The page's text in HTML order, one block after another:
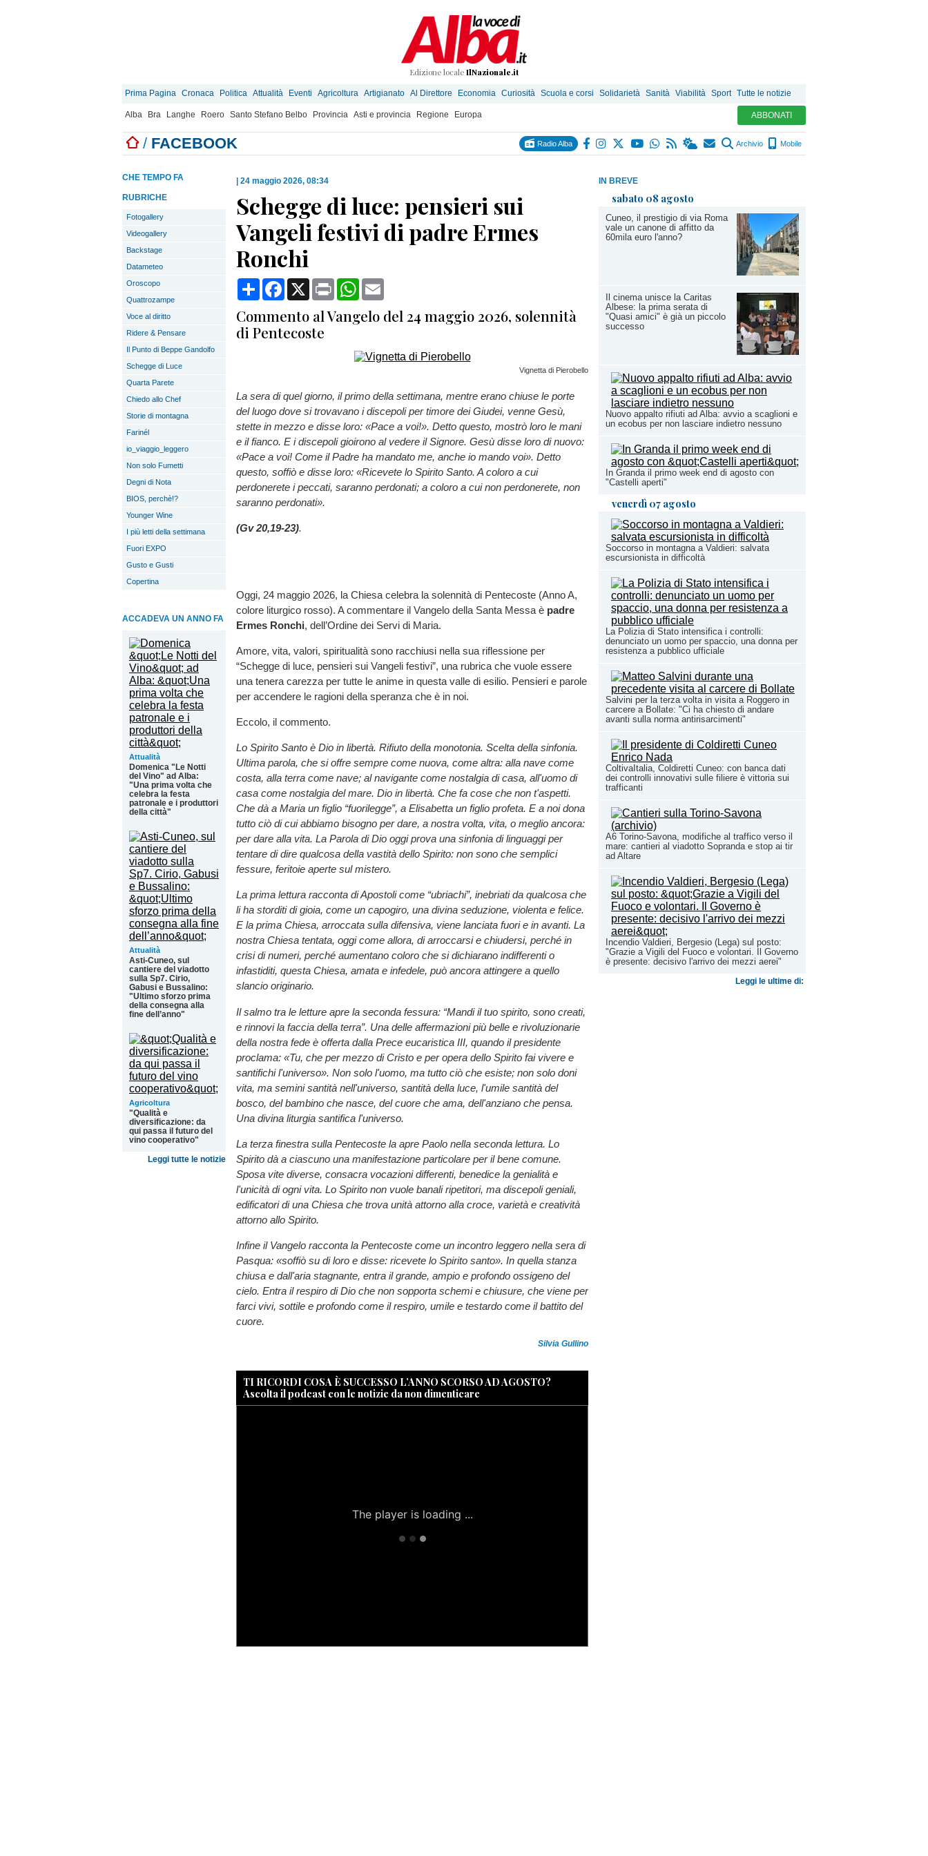
Edizione locale IlNazionale.it
Prima Pagina Cronaca Politica Attualità Eventi Agricoltura Artigianato Al Direttore Economia Curiosità Scuola e corsi Solidarietà Sanità Viabilità Sport Tutte le notizie
Alba Bra Langhe Roero Santo Stefano Belbo Provincia Asti e provincia Regione Europa ABBONATI
/ FACEBOOK Radio Alba Archivio Mobile
IN BREVE
sabato 08 agosto
Cuneo, il prestigio di via Roma
vale un canone di affitto da
60mila euro l'anno?
Il cinema unisce la Caritas
Albese: la prima serata di
"Quasi amici" è già un piccolo
successo
Nuovo appalto rifiuti ad Alba: avvio a scaglioni e
un ecobus per non lasciare indietro nessuno
In Granda il primo week end di agosto con
"Castelli aperti"
venerdì 07 agosto
Soccorso in montagna a Valdieri: salvata
escursionista in difficoltà
La Polizia di Stato intensifica i controlli:
denunciato un uomo per spaccio, una donna per
resistenza a pubblico ufficiale
Salvini per la terza volta in visita a Roggero in
carcere a Bollate: "Ci ha chiesto di andare
avanti sulla norma antirisarcimenti"
ColtivaItalia, Coldiretti Cuneo: con banca dati
dei controlli innovativi sulle filiere è vittoria sui
trafficanti
A6 Torino-Savona, modifiche al traffico verso il
mare: cantieri al viadotto Sopranda e stop ai tir
ad Altare
Incendio Valdieri, Bergesio (Lega) sul posto:
"Grazie a Vigili del Fuoco e volontari. Il Governo
è presente: decisivo l'arrivo dei mezzi aerei"
Leggi le ultime di:
CHE TEMPO FA
RUBRICHE
Fotogallery
Videogallery
Backstage
Datameteo
Oroscopo
Quattrozampe
Voce al diritto
Ridere & Pensare
Il Punto di Beppe Gandolfo
Schegge di Luce
Quarta Parete
Chiedo allo Chef
Storie di montagna
Farinél
io_viaggio_leggero
Non solo Fumetti
Degni di Nota
BIOS, perchè!?
Younger Wine
I più letti della settimana
Fuori EXPO
Gusto e Gusti
Copertina
ACCADEVA UN ANNO FA
Attualità
Domenica "Le Notti
del Vino" ad Alba:
"Una prima volta che
celebra la festa
patronale e i produttori
della città"
Attualità
Asti-Cuneo, sul
cantiere del viadotto
sulla Sp7. Cirio,
Gabusi e Bussalino:
"Ultimo sforzo prima
della consegna alla
fine dell’anno"
Agricoltura
"Qualità e
diversificazione: da
qui passa il futuro del
vino cooperativo"
Leggi tutte le notizie
24 maggio 2026, 08:34
Schegge di luce: pensieri sui
Vangeli festivi di padre Ermes
Ronchi
CondividiFacebook
X Print WhatsApp
Commento al Vangelo del 24 maggio 2026, solennità
di Pentecoste
Vignetta di Pierobello
La sera di quel giorno, il primo della settimana, mentre erano chiuse le porte
del luogo dove si trovavano i discepoli per timore dei Giudei, venne Gesù,
stette in mezzo e disse loro: «Pace a voi!». Detto questo, mostrò loro le mani
e il fianco. E i discepoli gioirono al vedere il Signore. Gesù disse loro di nuovo:
«Pace a voi! Come il Padre ha mandato me, anche io mando voi». Detto
questo, soffiò e disse loro: «Ricevete lo Spirito Santo. A coloro a cui
perdonerete i peccati, saranno perdonati; a coloro a cui non perdonerete, non
saranno perdonati».
(Gv 20,19-23).
Oggi, 24 maggio 2026, la Chiesa celebra la solennità di Pentecoste (Anno A,
colore liturgico rosso). A commentare il Vangelo della Santa Messa è padre
Ermes Ronchi, dell’Ordine dei Servi di Maria.
Amore, vita, valori, spiritualità sono racchiusi nella sua riflessione per
“Schegge di luce, pensieri sui Vangeli festivi”, una rubrica che vuole essere
una tenera carezza per tutte le anime in questa valle di esilio. Pensieri e parole
per accendere le ragioni della speranza che è in noi.
Eccolo, il commento.
Lo Spirito Santo è Dio in libertà. Rifiuto della monotonia. Scelta della sinfonia.
Ultima parola, che si offre sempre come nuova, come altra: alla nave come
costa, alla terra come nave; al navigante come nostalgia di casa, all'uomo di
casa come nostalgia del mare. Dio in libertà. Che fa cose che non t'aspetti.
Che dà a Maria un figlio “fuorilegge”, a Elisabetta un figlio profeta. E a noi dona
tutto ciò di cui abbiamo bisogno per dare, a nostra volta, vita, o meglio ancora:
per dare alla vita. La Parola di Dio oggi prova una sinfonia di linguaggi per
tentare di dire qualcosa della vastità dello Spirito: non sono che semplici
fessure, feritoie aperte sul mistero.
La prima lettura racconta di Apostoli come “ubriachi”, inebriati da qualcosa che
li ha storditi di gioia, come un capogiro, una divina seduzione, violenta e felice.
E la prima Chiesa, arroccata sulla difensiva, viene lanciata fuori e in avanti. La
nostra Chiesa tentata, oggi come allora, di arroccarsi e chiudersi, perché in
crisi di numeri, perché aumentano coloro che si dichiarano indifferenti o
infastiditi, questa Chiesa, amata e infedele, può ancora attingere a quello
slancio originario.
Il salmo tra le letture apre la seconda fessura: “Mandi il tuo spirito, sono creati,
e rinnovi la faccia della terra”. Una delle affermazioni più belle e rivoluzionarie
della nostra fede è offerta dalla Prece eucaristica III, quando il presidente
proclama: «Tu, che per mezzo di Cristo e per opera dello Spirito fai vivere e
santifichi l'universo». Non solo l'uomo, ma tutto ciò che esiste; non solo doni
vita, ma semini santità nell'universo, santità della luce, l'umile santità del
bosco, del bambino che nasce, del cuore che ama, dell'anziano che pensa.
Una divina liturgia santifica l'universo.
La terza finestra sulla Pentecoste la apre Paolo nella seconda lettura. Lo
Spirito dà a ciascuno una manifestazione particolare per il bene comune.
Sposa vite diverse, consacra vocazioni differenti, benedice la genialità e
l'unicità di ogni vita. Lo Spirito non vuole banali ripetitori, ma discepoli geniali,
edificatori di una Chiesa che trova unità attorno alla croce, varietà e creatività
attorno allo Spirito.
Infine il Vangelo racconta la Pentecoste come un incontro leggero nella sera di
Pasqua: «soffiò su di loro e disse: ricevete lo Spirito santo». In quella stanza
chiusa e dall'aria stagnante, entra il grande, ampio e profondo ossigeno del
cielo. Entra il respiro di Dio che non sopporta schemi e chiusure, che viene per
farci vivi, sottile e profondo come il respiro, umile e testardo come il battito del
cuore.
Silvia Gullino
TI RICORDI COSA È SUCCESSO L’ANNO SCORSO AD AGOSTO?
Ascolta il podcast con le notizie da non dimenticare